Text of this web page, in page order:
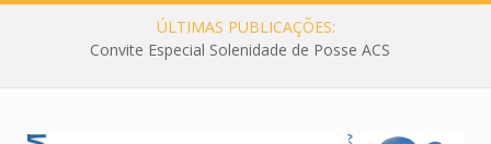
ÚLTIMAS PUBLICAÇÕES:
Convite Especial Solenidade de Posse ACS